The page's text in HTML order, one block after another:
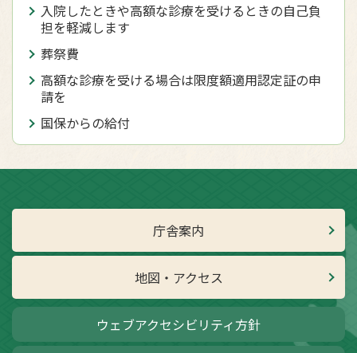
入院したときや高額な診療を受けるときの自己負
担を軽減します
葬祭費
高額な診療を受ける場合は限度額適用認定証の申
請を
国保からの給付
庁舎案内
地図・アクセス
ウェブアクセシビリティ方針